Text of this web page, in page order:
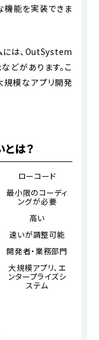
機能を実装できま
には、OutSystem
があります。こ
規模なアプリ開発
は？
ローコード
最小限のコーディ
ングが必要
高い
速いが調整可能
開発者・業務部門
大規模アプリ、エ
ンタープライズシ
ステム